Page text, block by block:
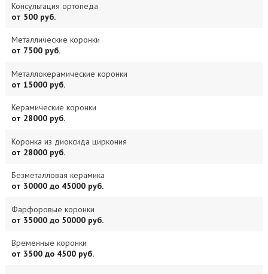
Консультация ортопеда
от 500 руб.
Металлические коронки
от 7500 руб.
Металлокерамические коронки
от 15000 руб.
Керамические коронки
от 28000 руб.
Коронка из диоксида циркония
от 28000 руб.
Безметалловая керамика
от 30000 до 45000 руб.
Фарфоровые коронки
от 35000 до 50000 руб.
Временные коронки
от 3500 до 4500 руб.